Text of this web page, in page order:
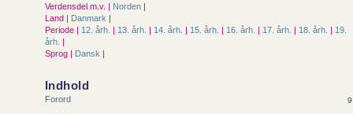
Verdensdel m.v. | Norden |
Land | Danmark |
Periode | 12. årh. | 13. årh. | 14. årh. | 15. årh. | 16. årh. | 17. årh. | 18. årh. | 19.
årh. |
Sprog | Dansk |
Indhold
Forord 9